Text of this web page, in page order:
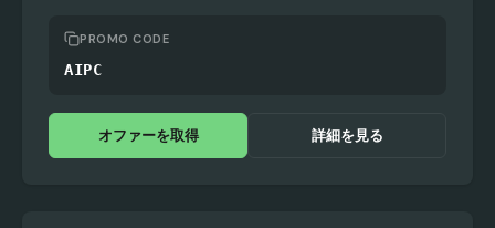
PROMO CODE
AIPC
オファーを取得 詳細を見る